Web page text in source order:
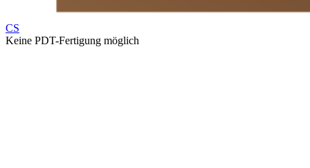
CS
Keine PDT-Fertigung möglich